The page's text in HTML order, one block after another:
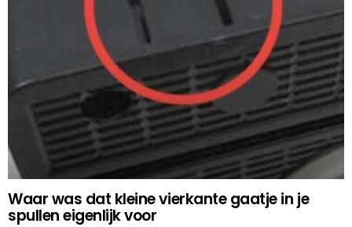
Waar was dat kleine vierkante gaatje in je
spullen eigenlijk voor